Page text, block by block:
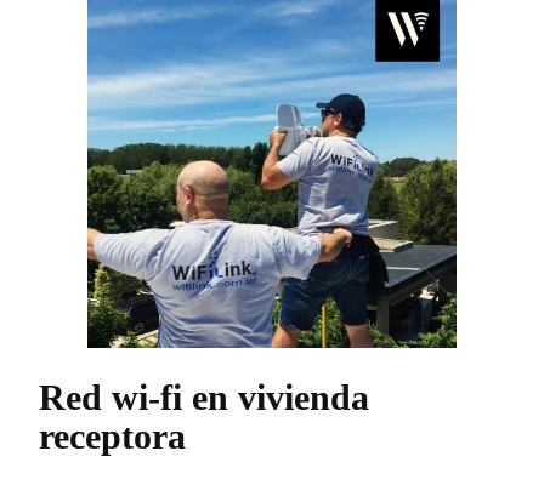
Red wi-fi en vivienda
receptora